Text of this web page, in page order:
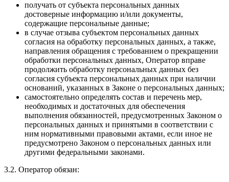
получать от субъекта персональных данных
достоверные информацию и/или документы,
содержащие персональные данные;
в случае отзыва субъектом персональных данных
согласия на обработку персональных данных, а также,
направления обращения с требованием о прекращении
обработки персональных данных, Оператор вправе
продолжить обработку персональных данных без
согласия субъекта персональных данных при наличии
оснований, указанных в Законе о персональных данных;
самостоятельно определять состав и перечень мер,
необходимых и достаточных для обеспечения
выполнения обязанностей, предусмотренных Законом о
персональных данных и принятыми в соответствии с
ним нормативными правовыми актами, если иное не
предусмотрено Законом о персональных данных или
другими федеральными законами.
3.2. Оператор обязан: